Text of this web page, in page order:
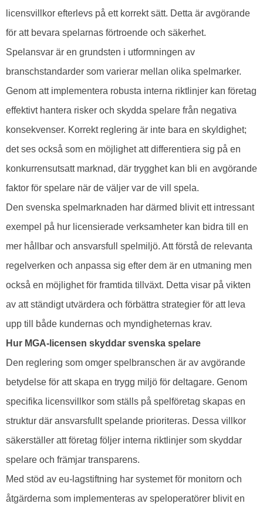
licensvillkor efterlevs på ett korrekt sätt. Detta är avgörande
för att bevara spelarnas förtroende och säkerhet.
Spelansvar är en grundsten i utformningen av
branschstandarder som varierar mellan olika spelmarker.
Genom att implementera robusta interna riktlinjer kan företag
effektivt hantera risker och skydda spelare från negativa
konsekvenser. Korrekt reglering är inte bara en skyldighet;
det ses också som en möjlighet att differentiera sig på en
konkurrensutsatt marknad, där trygghet kan bli en avgörande
faktor för spelare när de väljer var de vill spela.
Den svenska spelmarknaden har därmed blivit ett intressant
exempel på hur licensierade verksamheter kan bidra till en
mer hållbar och ansvarsfull spelmiljö. Att förstå de relevanta
regelverken och anpassa sig efter dem är en utmaning men
också en möjlighet för framtida tillväxt. Detta visar på vikten
av att ständigt utvärdera och förbättra strategier för att leva
upp till både kundernas och myndigheternas krav.
Hur MGA-licensen skyddar svenska spelare
Den reglering som omger spelbranschen är av avgörande
betydelse för att skapa en trygg miljö för deltagare. Genom
specifika licensvillkor som ställs på spelföretag skapas en
struktur där ansvarsfullt spelande prioriteras. Dessa villkor
säkerställer att företag följer interna riktlinjer som skyddar
spelare och främjar transparens.
Med stöd av eu-lagstiftning har systemet för monitorn och
åtgärderna som implementeras av speloperatörer blivit en